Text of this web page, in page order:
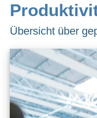
Übersicht über